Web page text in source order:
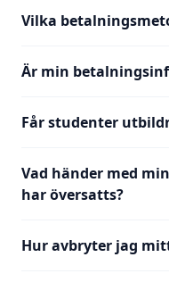
Vilka
Är min
Får studenter
Vad händer med
har översatts?
Hur avbryter jag